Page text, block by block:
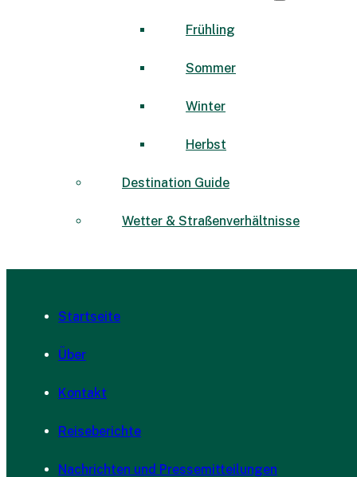
Frühling
Sommer
Winter
Herbst
Destination Guide
Wetter & Straßenverhältnisse
Startseite
Über
Kontakt
Reiseberichte
Nachrichten und Pressemitteilungen